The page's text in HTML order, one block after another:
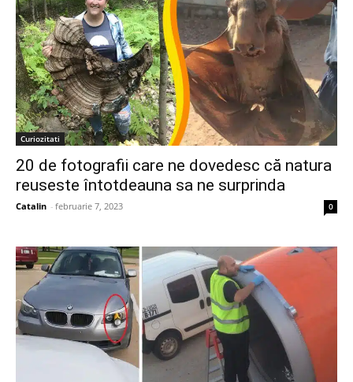
Curiozitati
20 de fotografii care ne dovedesc că natura
reuseste întotdeauna sa ne surprinda
Catalin - februarie 7, 2023 0